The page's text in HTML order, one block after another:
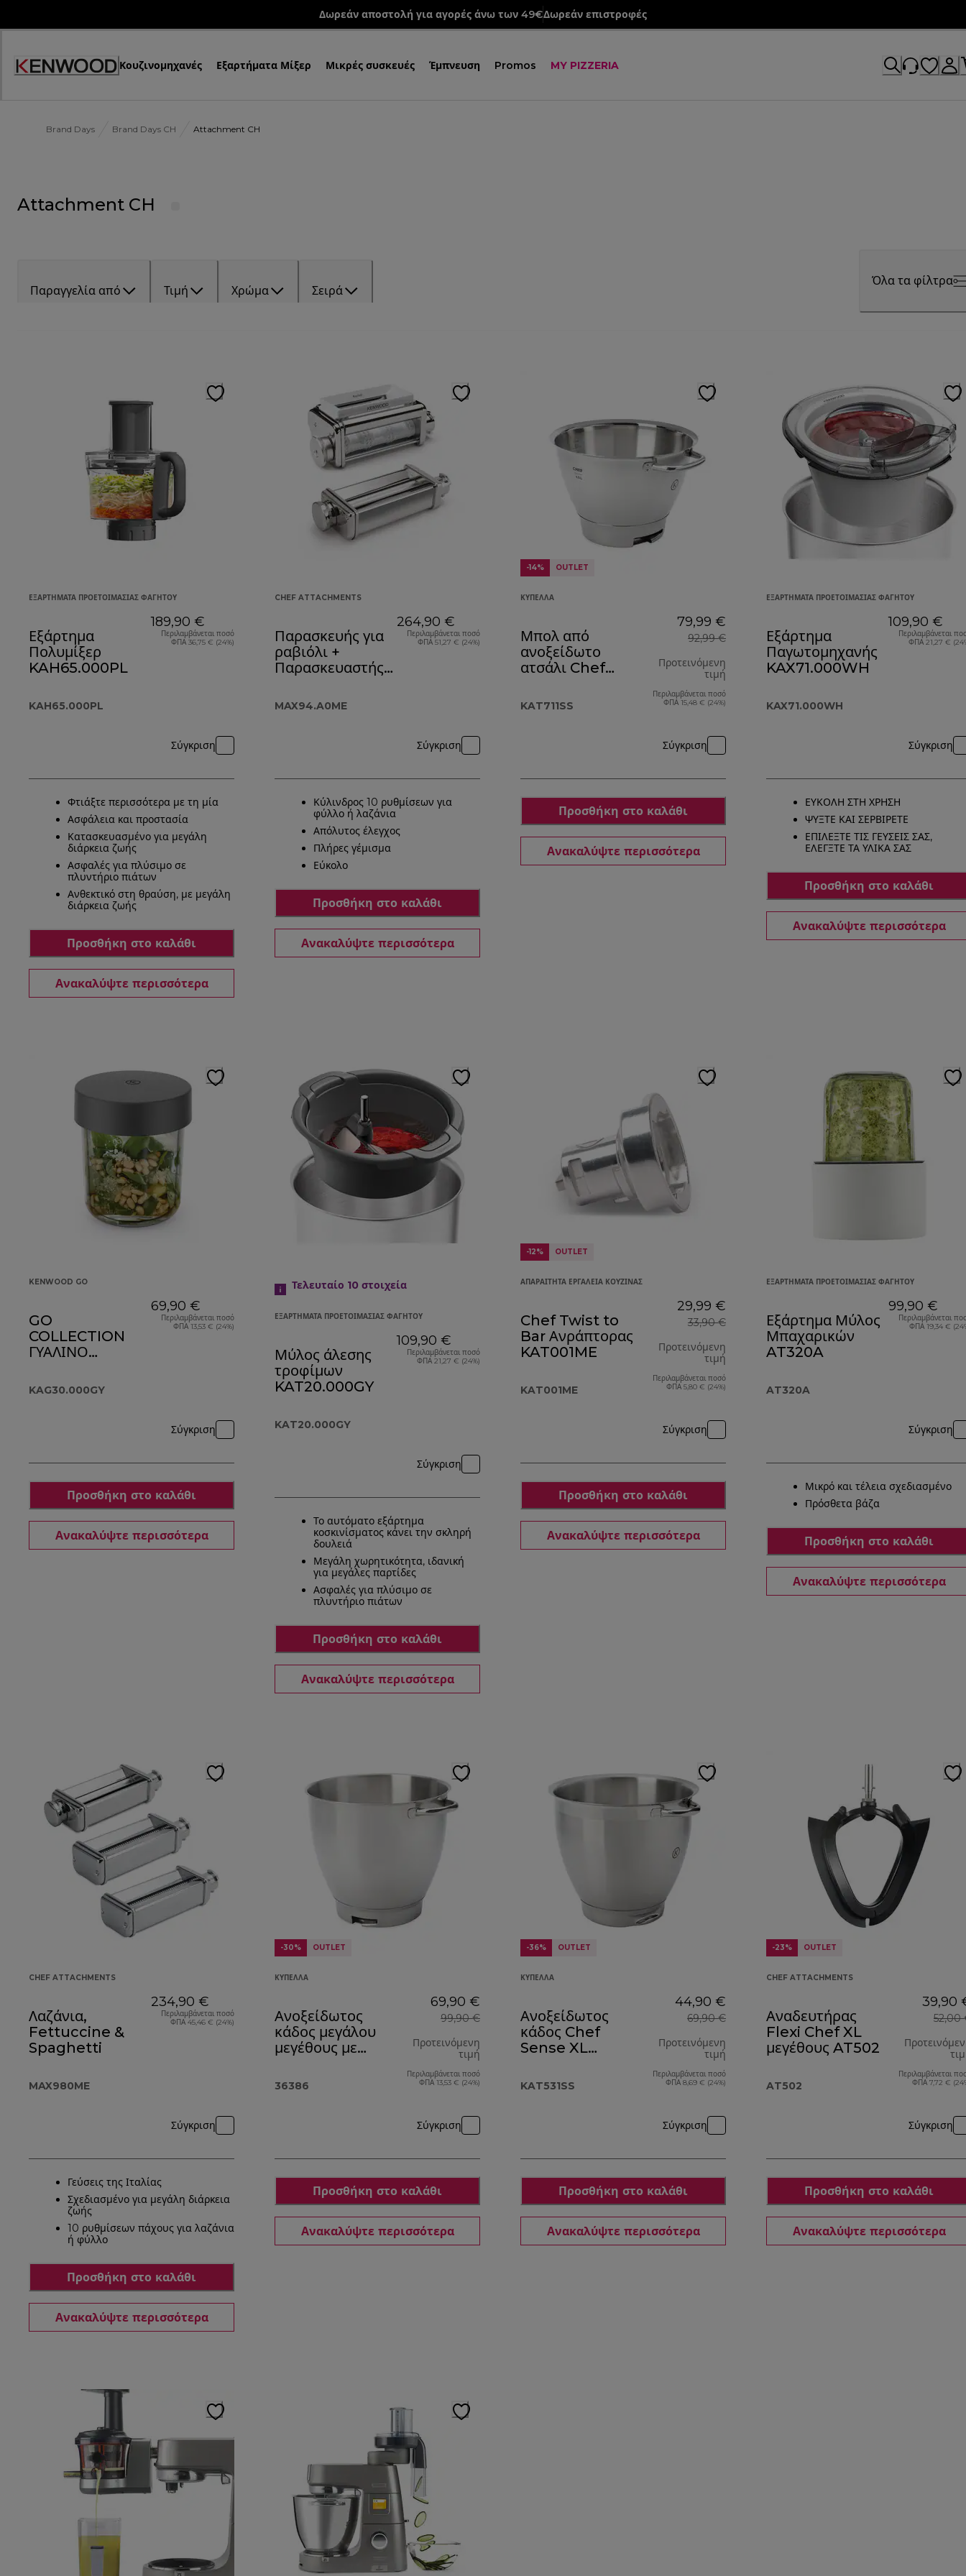
Δωρεάν αποστολή για αγορές άνω των 49€Δωρεάν επιστροφές
Κουζινομηχανές Εξαρτήματα Μίξερ Μικρές συσκευές Έμπνευση Promos MY PIZZERIA
Brand Days Brand Days CH Attachment CH
Attachment CH
Παραγγελία από Τιμή Χρώμα Σειρά
Όλα τα φίλτρα
ΕΞΑΡΤΉΜΑΤΑ ΠΡΟΕΤΟΙΜΑΣΊΑΣ ΦΑΓΗΤΟΎ
Εξάρτημα
Πολυμίξερ
KAH65.000PL
KAH65.000PL
189,90 €
Περιλαμβάνεται ποσό
ΦΠΑ 36,75 € (24%)
Σύγκριση
Φτιάξτε περισσότερα με τη μία
Ασφάλεια και προστασία
Κατασκευασμένο για μεγάλη
διάρκεια ζωής
Ασφαλές για πλύσιμο σε
πλυντήριο πιάτων
Ανθεκτικό στη θραύση, με μεγάλη
διάρκεια ζωής
Προσθήκη στο καλάθι
Ανακαλύψτε περισσότερα
CHEF ATTACHMENTS
Παρασκευής για
ραβιόλι +
Παρασκευαστής
φύλλου
MAX94.A0ME
MAX94.A0ME
264,90 €
Περιλαμβάνεται ποσό
ΦΠΑ 51,27 € (24%)
Σύγκριση
Κύλινδρος 10 ρυθμίσεων για
φύλλο ή λαζάνια
Απόλυτος έλεγχος
Πλήρες γέμισμα
Εύκολο
Προσθήκη στο καλάθι
Ανακαλύψτε περισσότερα
-14% OUTLET
ΚΎΠΕΛΛΑ
Μπολ από
ανοξείδωτο
ατσάλι Chef
KAT711SS
79,99 €
92,99 €
Προτεινόμενη
τιμή
αρχική τιμή 92,99 €
Περιλαμβάνεται ποσό
ΦΠΑ 15,48 € (24%)
Σύγκριση
Προσθήκη στο καλάθι
Ανακαλύψτε περισσότερα
ΕΞΑΡΤΉΜΑΤΑ ΠΡΟΕΤΟΙΜΑΣΊΑΣ ΦΑΓΗΤΟΎ
Εξάρτημα
Παγωτομηχανής
KAX71.000WH
KAX71.000WH
109,90 €
Περιλαμβάνεται
ΦΠΑ 21,27 €
Σύγκριση
ΕΥΚΟΛΗ ΣΤΗ ΧΡΗΣΗ
ΨΥΞΤΕ ΚΑΙ ΣΕΡΒΙΡΕΤΕ
ΕΠΙΛΕΞΤΕ ΤΙΣ ΓΕΥΣΕΙΣ ΣΑΣ,
ΕΛΕΓΞΤΕ ΤΑ ΥΛΙΚΑ ΣΑΣ
Προσθήκη στο καλάθι
Ανακαλύψτε περισσότερα
KENWOOD GO
GO
COLLECTION
ΓΥΑΛΙΝΟ
ΦΡΕΖΑ
KAG30.000GY
KAG30.000GY
69,90 €
Περιλαμβάνεται ποσό
ΦΠΑ 13,53 € (24%)
Σύγκριση
Προσθήκη στο καλάθι
Ανακαλύψτε περισσότερα
Τελευταίο 10 στοιχεία
ΕΞΑΡΤΉΜΑΤΑ ΠΡΟΕΤΟΙΜΑΣΊΑΣ ΦΑΓΗΤΟΎ
Μύλος άλεσης
τροφίμων
KAT20.000GY
KAT20.000GY
109,90 €
Περιλαμβάνεται ποσό
ΦΠΑ 21,27 € (24%)
Σύγκριση
Το αυτόματο εξάρτημα
κοσκινίσματος κάνει την σκληρή
δουλειά
Μεγάλη χωρητικότητα, ιδανική
για μεγάλες παρτίδες
Ασφαλές για πλύσιμο σε
πλυντήριο πιάτων
Προσθήκη στο καλάθι
Ανακαλύψτε περισσότερα
-12% OUTLET
ΑΠΑΡΑΊΤΗΤΑ ΕΡΓΑΛΕΊΑ ΚΟΥΖΊΝΑΣ
Chef Twist to
Bar Ανράπτορας
KAT001ME
KAT001ME
29,99 €
33,90 €
Προτεινόμενη
τιμή
αρχική τιμή 33,90 €
Περιλαμβάνεται ποσό
ΦΠΑ 5,80 € (24%)
Σύγκριση
Προσθήκη στο καλάθι
Ανακαλύψτε περισσότερα
ΕΞΑΡΤΉΜΑΤΑ ΠΡΟΕΤΟΙΜΑΣΊΑΣ ΦΑΓΗΤΟΎ
Εξάρτημα Μύλος
Μπαχαρικών
AT320A
AT320A
99,90 €
Περιλαμβάνεται
ΦΠΑ 19,34 €
Σύγκριση
Μικρό και τέλεια σχεδιασμένο
Πρόσθετα βάζα
Προσθήκη στο καλάθι
Ανακαλύψτε περισσότερα
CHEF ATTACHMENTS
Λαζάνια,
Fettuccine &
Spaghetti
MAX980ME
234,90 €
Περιλαμβάνεται ποσό
ΦΠΑ 45,46 € (24%)
Σύγκριση
Γεύσεις της Ιταλίας
Σχεδιασμένο για μεγάλη διάρκεια
ζωής
10 ρυθμίσεων πάχους για λαζάνια
ή φύλλο
Προσθήκη στο καλάθι
Ανακαλύψτε περισσότερα
-30% OUTLET
ΚΎΠΕΛΛΑ
Ανοξείδωτος
κάδος μεγάλου
μεγέθους με
36386
69,90 €
99,90 €
Προτεινόμενη
τιμή
αρχική τιμή 99,90 €
Περιλαμβάνεται ποσό
ΦΠΑ 13,53 € (24%)
Σύγκριση
Προσθήκη στο καλάθι
Ανακαλύψτε περισσότερα
-36% OUTLET
ΚΎΠΕΛΛΑ
Ανοξείδωτος
κάδος Chef
Sense XL
KAT531SS
44,90 €
69,90 €
Προτεινόμενη
τιμή
αρχική τιμή 69,90 €
Περιλαμβάνεται ποσό
ΦΠΑ 8,69 € (24%)
Σύγκριση
Προσθήκη στο καλάθι
Ανακαλύψτε περισσότερα
-23% OUTLET
CHEF ATTACHMENTS
Αναδευτήρας
Flexi Chef XL
μεγέθους AT502
AT502
39,90
52,00
Περιλαμβάνεται
ΦΠΑ 7,72 €
Σύγκριση
Προσθήκη στο καλάθι
Ανακαλύψτε περισσότερα